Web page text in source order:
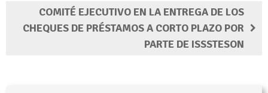
COMITÉ EJECUTIVO EN LA ENTREGA DE LOS
CHEQUES DE PRÉSTAMOS A CORTO PLAZO POR
PARTE DE ISSSTESON